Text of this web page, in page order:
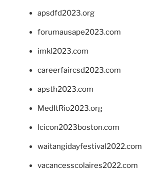
apsdfd2023.org
forumausape2023.com
imkl2023.com
careerfaircsd2023.com
apsth2023.com
MedItRio2023.org
lcicon2023boston.com
waitangidayfestival2022.com
vacancesscolaires2022.com